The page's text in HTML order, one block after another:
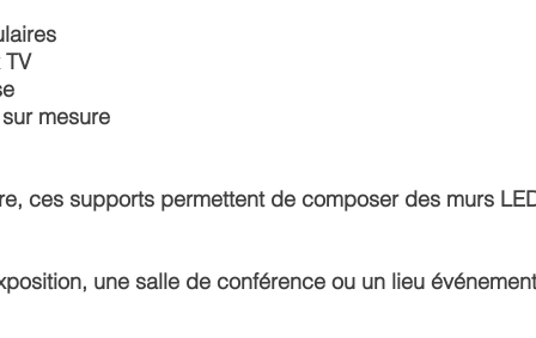
mesure
ces supports permettent de composer des murs
une salle de conférence ou un lieu